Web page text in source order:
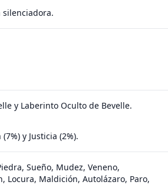
silenciadora.
y Laberinto Oculto de Bevelle.
y Justicia (2%).
Sueño, Mudez, Veneno,
Locura, Maldición, Autolázaro, Paro,